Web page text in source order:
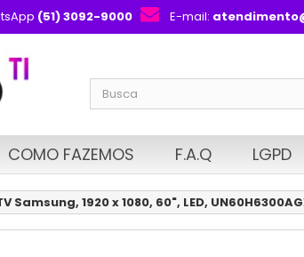
(51) 3092-9000 E-mail:
COMO FAZEMOS F.A.Q LGPD
Samsung, 1920 x 1080, 60", LED,